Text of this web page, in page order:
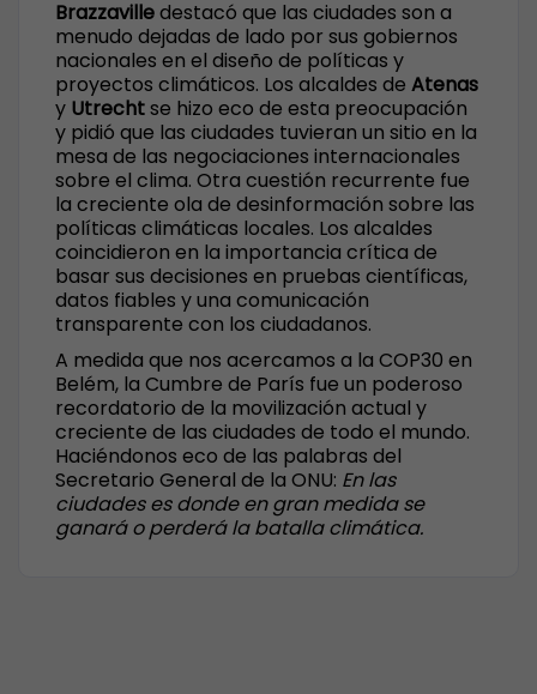
Brazzavilledestacó que las ciudades son a
menudo dejadas de lado por sus gobiernos
nacionales en el diseño de políticas y
proyectos climáticos. Los alcaldes de Atenas
y Utrechtse hizo eco de esta preocupación
y pidió que las ciudades tuvieran un sitio en la
mesa de las negociaciones internacionales
sobre el clima. Otra cuestión recurrente fue
la creciente ola de desinformación sobre las
políticas climáticas locales. Los alcaldes
coincidieron en la importancia crítica de
basar sus decisiones en pruebas científicas,
datos fiables y una comunicación
transparente con los ciudadanos.
A medida que nos acercamos a la COP30 en
Belém, la Cumbre de París fue un poderoso
recordatorio de la movilización actual y
creciente de las ciudades de todo el mundo.
Haciéndonos eco de las palabras del
Secretario General de la ONU: En las
ciudades es donde en gran medida se
ganará o perderá la batalla climática.